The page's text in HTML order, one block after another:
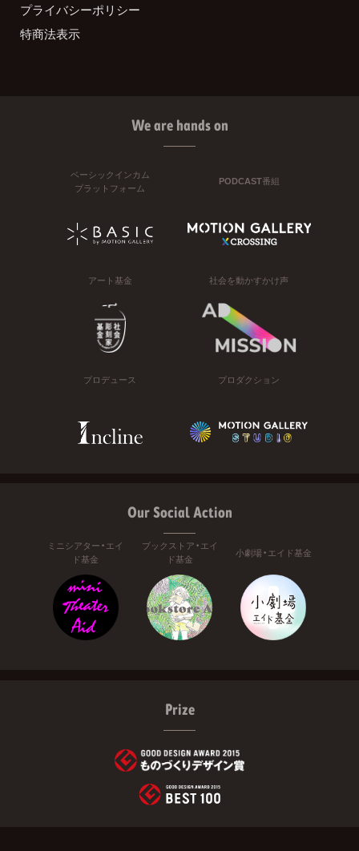
プライバシーポリシー
特商法表示
We are hands on
ベーシックインカム
プラットフォーム
PODCAST番組
アート基金 社会を動かすかけ声
プロデュース プロダクション
Our Social Action
ミニシアター・エイ
ド基金
ブックストア・エイ
ド基金
小劇場・エイド基金
Prize